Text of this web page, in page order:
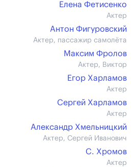
Елена Фетисенко
Актер
Антон Фигуровский
Актер, пассажир самолёта
Максим Фролов
Актер, Виктор
Егор Харламов
Актер
Сергей Харламов
Актер
Александр Хмельницкий
Актер, Сергей Иванович
С. Хромов
Актер